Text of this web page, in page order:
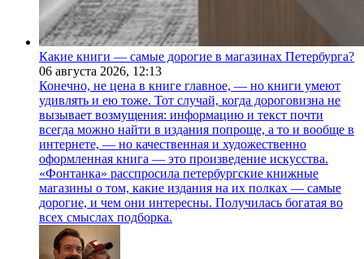
Какие книги — самые дорогие в магазинах Петербурга?
06 августа 2026, 12:13
Конечно, не цена в книге главное, — но книги умеют
удивлять и ею тоже. Тот случай, когда дороговизна не
вызывает возмущения: информацию и текст почти
всегда можно найти в издания попроще, а то и вообще в
интернете, — но качественная и художественно
оформленная книга — это произведение искусства.
«Фонтанка» расспросила петербургские книжные
магазины о том, какие издания на их полках — самые
дорогие, и чем они интересны. Получилась богатая во
всех смыслах подборка.